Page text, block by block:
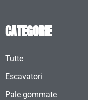
CATEGORIE
Tutte
Escavatori
Pale gommate